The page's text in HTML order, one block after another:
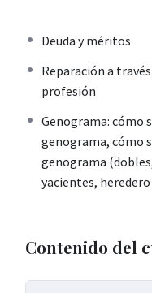
Deuda y méritos
Reparación a
profesión
Genograma: cómo
genograma, cómo
genograma
yacientes,
Contenido del